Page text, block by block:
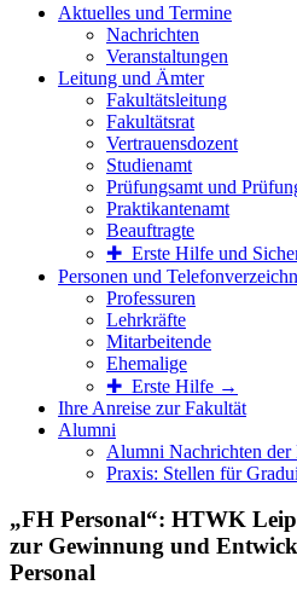
Aktuelles und Termine
Nachrichten
Veranstaltungen
Leitung und Ämter
Fakultätsleitung
Fakultätsrat
Vertrauensdozent
Studienamt
Prüfungsamt und
Praktikantenamt
Beauftragte
✚ Erste Hilfe und
Personen und
Professuren
Lehrkräfte
Mitarbeitende
Ehemalige
✚ Erste Hilfe →
Ihre Anreise zur Fakultät
Alumni
Alumni Nachrichten
Praxis: Stellen für
„FH Personal“: HTWK
zur Gewinnung und
Personal